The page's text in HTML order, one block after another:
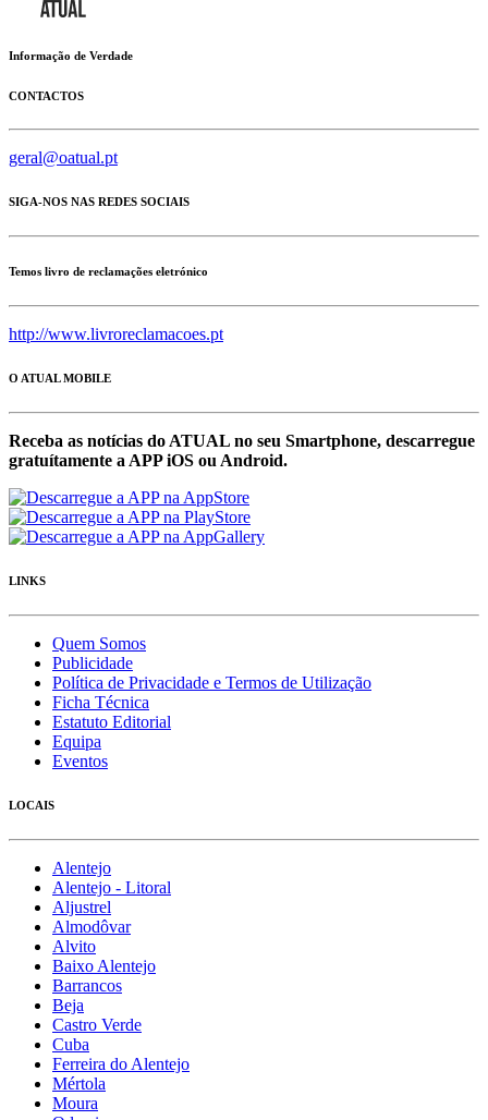
Informação de Verdade
CONTACTOS
geral@oatual.pt
SIGA-NOS NAS REDES SOCIAIS
Temos livro de reclamações eletrónico
http://www.livroreclamacoes.pt
O ATUAL MOBILE
Receba as notícias do ATUAL no seu Smartphone, descarregue
gratuítamente a APP iOS ou Android.
LINKS
Quem Somos
Publicidade
Política de Privacidade e Termos de Utilização
Ficha Técnica
Estatuto Editorial
Equipa
Eventos
LOCAIS
Alentejo
Alentejo - Litoral
Aljustrel
Almodôvar
Alvito
Baixo Alentejo
Barrancos
Beja
Castro Verde
Cuba
Ferreira do Alentejo
Mértola
Moura